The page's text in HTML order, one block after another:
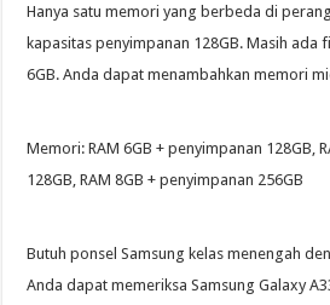
Hanya satu memori yang berbeda di
kapasitas penyimpanan 128GB. Masih ada
6GB. Anda dapat menambahkan memori
Memori: RAM 6GB + penyimpanan 128GB,
128GB, RAM 8GB + penyimpanan 256GB
Butuh ponsel Samsung kelas menengah
Anda dapat memeriksa Samsung Galaxy